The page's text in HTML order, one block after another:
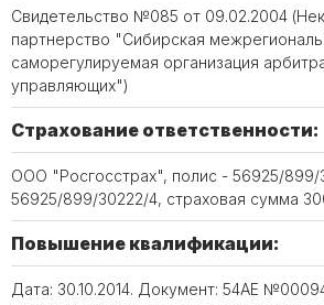
Свидетельство №085 от 09.02.2004
партнерство "Сибирская
саморегулируемая организация
управляющих")
Страхование ответственности:
ООО "Росгосстрах", полис - 56925/899/
56925/899/30222/4, страховая сумма
Повышение квалификации:
Дата: 30.10.2014. Документ: 54АЕ